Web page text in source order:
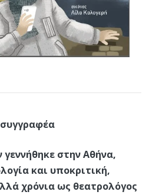
συγγραφέα
στην Αθήνα,
και υποκριτική,
χρόνια ως θεατρολόγος